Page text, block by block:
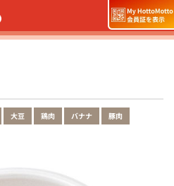
大豆 鶏肉 バナナ
豚肉